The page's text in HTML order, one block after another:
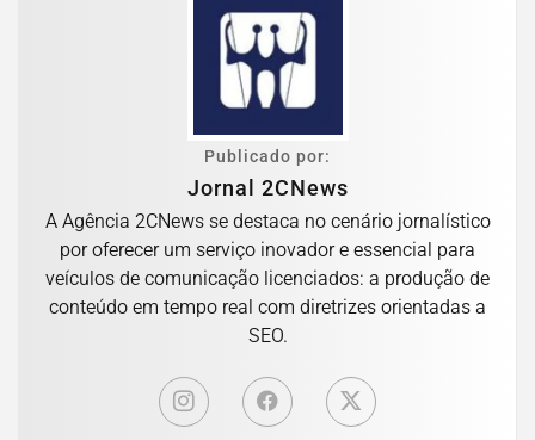
Publicado por:
Jornal 2CNews
A Agência 2CNews se destaca no cenário jornalístico
por oferecer um serviço inovador e essencial para
veículos de comunicação licenciados: a produção de
conteúdo em tempo real com diretrizes orientadas a
SEO.